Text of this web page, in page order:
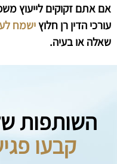
אם אתם זקוקים לייעוץ
עורכי הדין רן חלוץ ישמח
שאלה או בעיה.
השותפות
קבעו